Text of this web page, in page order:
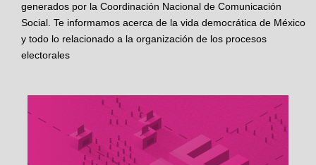
generados por la Coordinación Nacional de Comunicación
Social. Te informamos acerca de la vida democrática de México
y todo lo relacionado a la organización de los procesos
electorales